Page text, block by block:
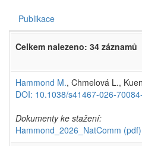
Publikace
Celkem nalezeno: 34 záznamů
Hammond M., Chmelová L.,
DOI: 10.1038/s41467-026-
Dokumenty ke stažení:
Hammond_2026_NatComm (pdf)